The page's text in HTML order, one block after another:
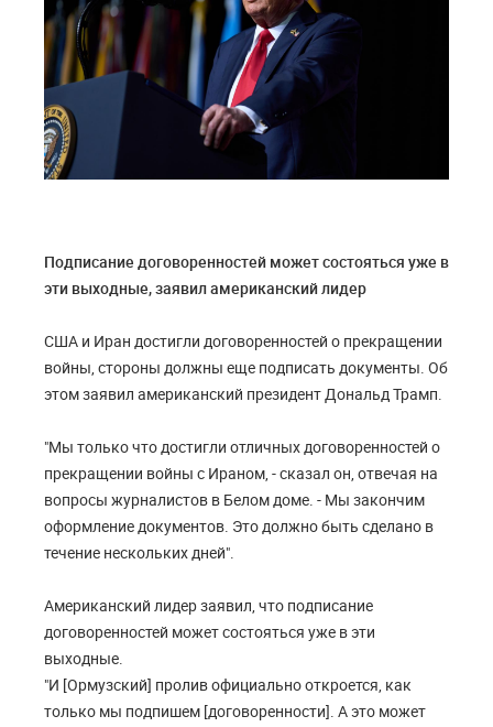
Подписание договоренностей может состояться уже в
эти выходные, заявил американский лидер
США и Иран достигли договоренностей о прекращении
войны, стороны должны еще подписать документы. Об
этом заявил американский президент Дональд Трамп.
"Мы только что достигли отличных договоренностей о
прекращении войны с Ираном, - сказал он, отвечая на
вопросы журналистов в Белом доме. - Мы закончим
оформление документов. Это должно быть сделано в
течение нескольких дней".
Американский лидер заявил, что подписание
договоренностей может состояться уже в эти
выходные.
"И [Ормузский] пролив официально откроется, как
только мы подпишем [договоренности]. А это может